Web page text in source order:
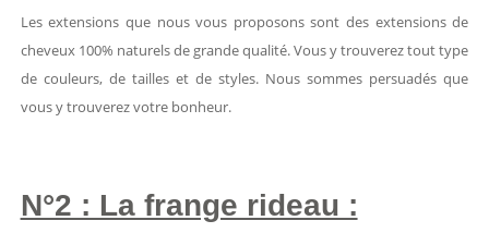
Les extensions que nous vous proposons sont des extensions de
cheveux 100% naturels de grande qualité. Vous y trouverez tout type
de couleurs, de tailles et de styles. Nous sommes persuadés que
vous y trouverez votre bonheur.
N°2 : La frange rideau :